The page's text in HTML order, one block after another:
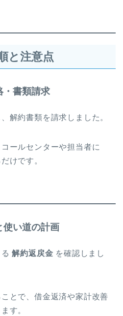
と注意点
・書類請求
解約書類を請求しました。
ールセンターや担当者に
けです。
使い道の計画
る解約返戻金 を確認しまし
とで、借金返済や家計改善
す。